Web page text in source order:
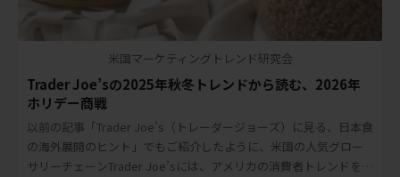
米国マーケティングトレンド研究会
Trader Joe’sの2025年秋冬トレンドから読む、2026年
ホリデー商戦
以前の記事「Trader Joe’s（トレーダージョーズ）に見る、日本食
の海外展開のヒント」でもご紹介したように、米国の人気グロー
サリーチェーンTrader Joe’sには、アメリカの消費者トレンドを読